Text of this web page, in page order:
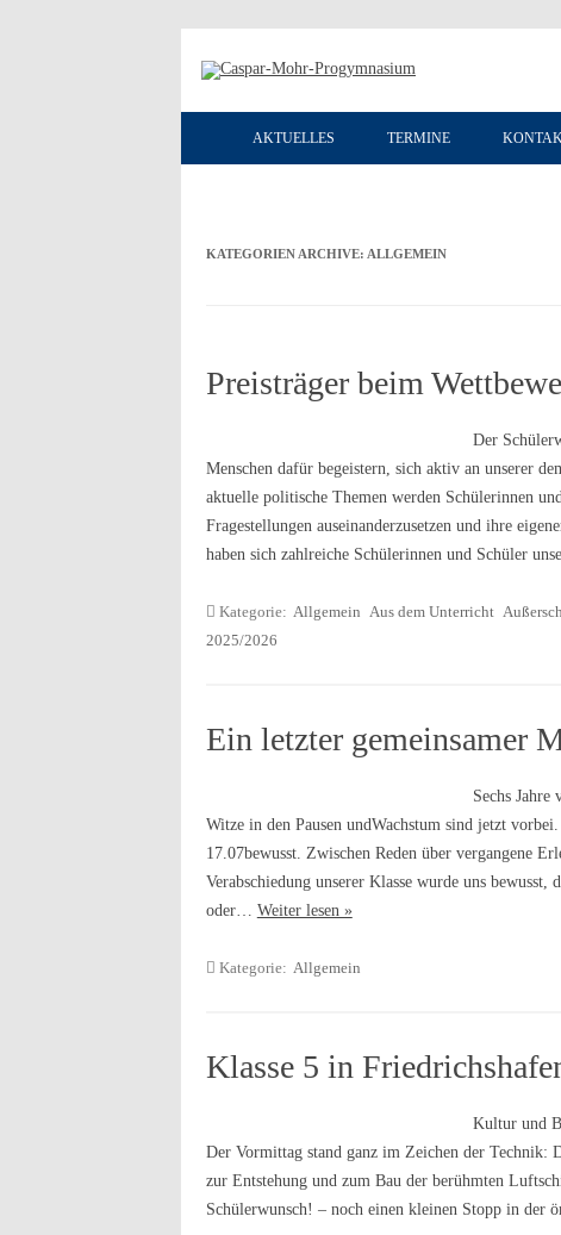
AKTUELLES TERMINE
KATEGORIEN ARCHIVE: ALLGEMEIN
Preisträger beim
Der
Menschen dafür begeistern, sich aktiv an unserer
aktuelle politische Themen werden Schülerinnen
Fragestellungen auseinanderzusetzen und ihre
haben sich zahlreiche Schülerinnen und Schüler
Kategorie: Allgemein Aus dem Unterricht
2025/2026
Ein letzter gemeinsamer
Sechs
Witze in den Pausen undWachstum sind jetzt
17.07bewusst. Zwischen Reden über vergangene
Verabschiedung unserer Klasse wurde uns
oder… Weiter lesen »
Kategorie: Allgemein
Klasse 5 in
Kultur und
Der Vormittag stand ganz im Zeichen der Technik:
zur Entstehung und zum Bau der berühmten
Schülerwunsch! – noch einen kleinen Stopp in der